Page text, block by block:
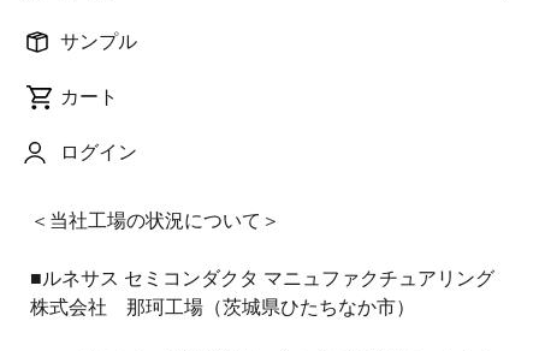
サンプル
カート
ログイン
場（茨城県ひたちなか市）、高崎工場（群馬県高崎
のとおりです。
＜当社工場の状況について＞
■ルネサス セミコンダクタ マニュファクチュアリング
株式会社 那珂工場（茨城県ひたちなか市）